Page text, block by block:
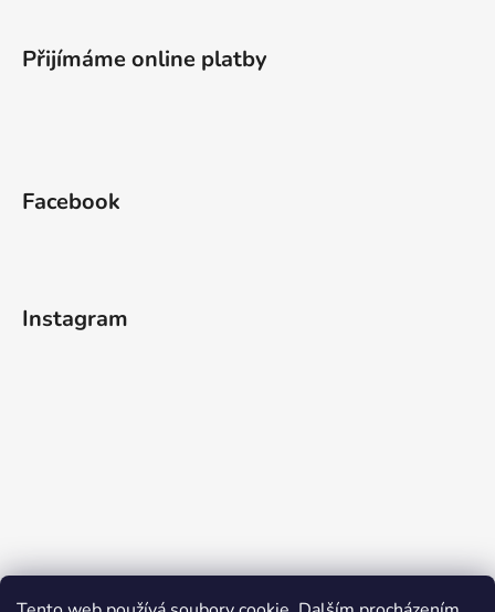
Přijímáme online platby
Facebook
Instagram